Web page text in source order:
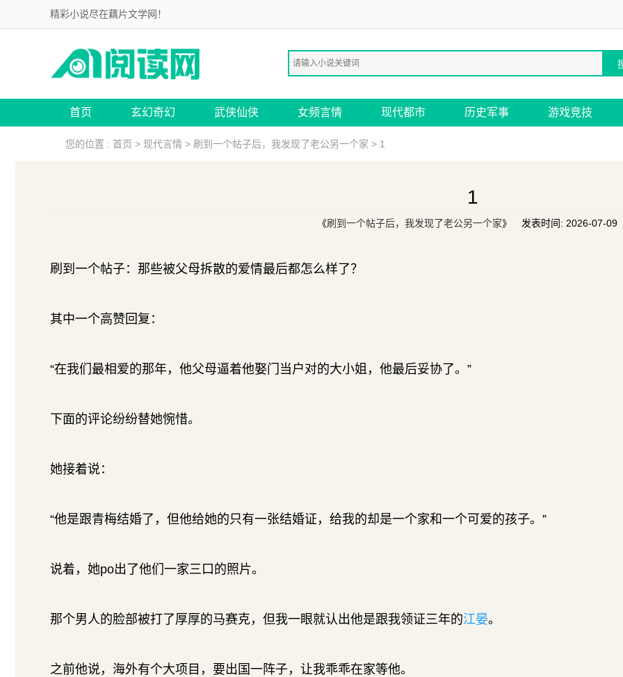
精彩小说尽在藕片文学网！
首页 玄幻奇幻 武侠仙侠 女频言情 现代都市 历史军事 游戏竞技
您的位置 : 首页 > 现代言情 > 刷到一个帖子后，我发现了老公另一个家 > 1
1
《刷到一个帖子后，我发现了老公另一个家》 发表时间: 2026-07-09
刷到一个帖子：那些被父母拆散的爱情最后都怎么样了？
其中一个高赞回复：
“在我们最相爱的那年，他父母逼着他娶门当户对的大小姐，他最后妥协了。”
下面的评论纷纷替她惋惜。
她接着说：
“他是跟青梅结婚了，但他给她的只有一张结婚证，给我的却是一个家和一个可爱的孩子。”
说着，她po出了他们一家三口的照片。
那个男人的脸部被打了厚厚的马赛克，但我一眼就认出他是跟我领证三年的江晏。
之前他说，海外有个大项目，要出国一阵子，让我乖乖在家等他。